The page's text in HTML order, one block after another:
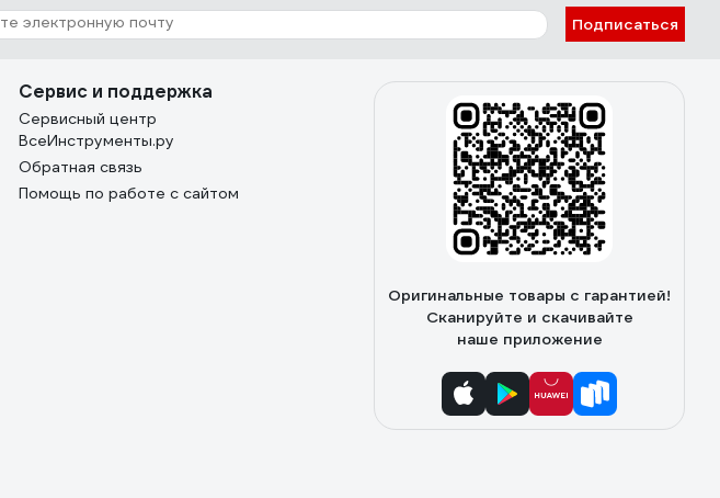
Подписаться
Сервис и поддержка
Сервисный центр
ВсеИнструменты.ру
Обратная связь
Помощь по работе с сайтом
Оригинальные товары с гарантией!
Сканируйте и скачивайте
наше приложение